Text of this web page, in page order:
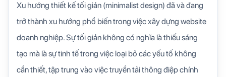
Xu hướng thiết kế tối giản (minimalist design) đã và đang
trở thành xu hướng phổ biến trong việc xây dựng website
doanh nghiệp. Sự tối giản không có nghĩa là thiếu sáng
tạo mà là sự tinh tế trong việc loại bỏ các yếu tố không
cần thiết, tập trung vào việc truyền tải thông điệp chính